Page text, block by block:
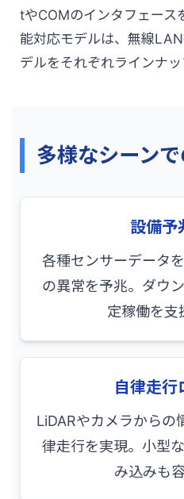
tやCOMのインタフェース
能対応モデルは、無線
デルをそれぞれラインナッ
多様なシーン
設備予
各種センサーデータ
の異常を予兆。ダウ
定稼働を支
自律走行
LiDARやカメラからの
律走行を実現。小型
み込みも